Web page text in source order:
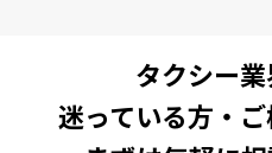
タクシー
迷っている方・